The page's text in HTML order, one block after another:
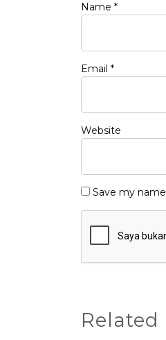
Name *
Email *
Website
Save my
Related